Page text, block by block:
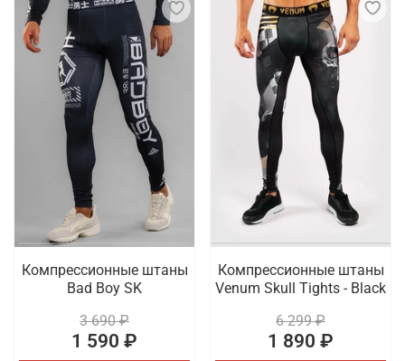
Компрессионные штаны
Bad Boy SK
3 690 ₽
1 590 ₽
Компрессионные штаны
Venum Skull Tights - Black
6 299 ₽
1 890 ₽